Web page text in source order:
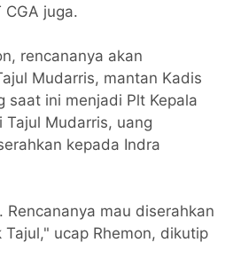
CGA juga.
rencananya akan
Mudarris, mantan Kadis
saat ini menjadi Plt Kepala
Tajul Mudarris, uang
kepada Indra
mau diserahkan
ucap Rhemon, dikutip